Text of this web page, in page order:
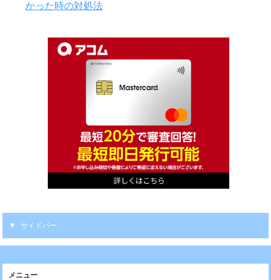
かった時の対処法
サイドバー
メニュー